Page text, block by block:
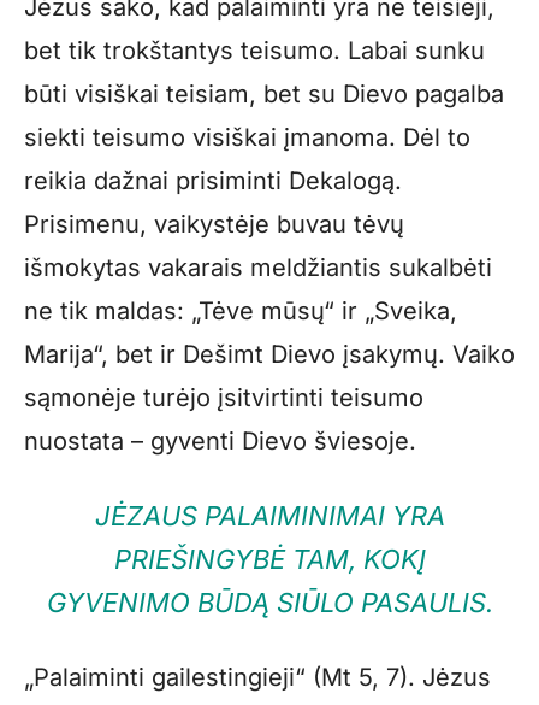
Jėzus sako, kad palaiminti yra ne teisieji,
bet tik trokštantys teisumo. Labai sunku
būti visiškai teisiam, bet su Dievo pagalba
siekti teisumo visiškai įmanoma. Dėl to
reikia dažnai prisiminti Dekalogą.
Prisimenu, vaikystėje buvau tėvų
išmokytas vakarais meldžiantis sukalbėti
ne tik maldas: „Tėve mūsų“ ir „Sveika,
Marija“, bet ir Dešimt Dievo įsakymų. Vaiko
sąmonėje turėjo įsitvirtinti teisumo
nuostata – gyventi Dievo šviesoje.
JĖZAUS PALAIMINIMAI YRA
PRIEŠINGYBĖ TAM, KOKĮ
GYVENIMO BŪDĄ SIŪLO PASAULIS.
„Palaiminti gailestingieji“ (Mt 5, 7). Jėzus